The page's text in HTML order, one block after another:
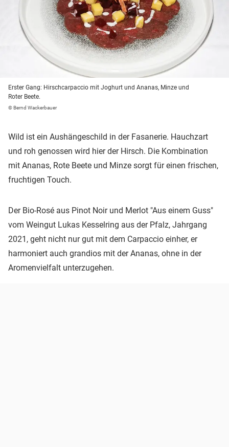
Erster Gang: Hirschcarpaccio mit Joghurt und Ananas, Minze und
Roter Beete.
© Bernd Wackerbauer
Wild ist ein Aushängeschild in der Fasanerie. Hauchzart
und roh genossen wird hier der Hirsch. Die Kombination
mit Ananas, Rote Beete und Minze sorgt für einen frischen,
fruchtigen Touch.
Der Bio-Rosé aus Pinot Noir und Merlot "Aus einem Guss"
vom Weingut Lukas Kesselring aus der Pfalz, Jahrgang
2021, geht nicht nur gut mit dem Carpaccio einher, er
harmoniert auch grandios mit der Ananas, ohne in der
Aromenvielfalt unterzugehen.